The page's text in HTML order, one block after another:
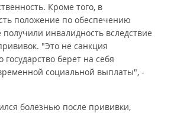
Кроме того, в
положение по обеспечению
инвалидность вследствие
"Это не санкция
берет на себя
социальной выплаты", -
болезнью после прививки,